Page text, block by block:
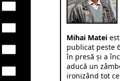
Mihai Matei
publicat peste
în presă şi a
aducă un
ironizând tot